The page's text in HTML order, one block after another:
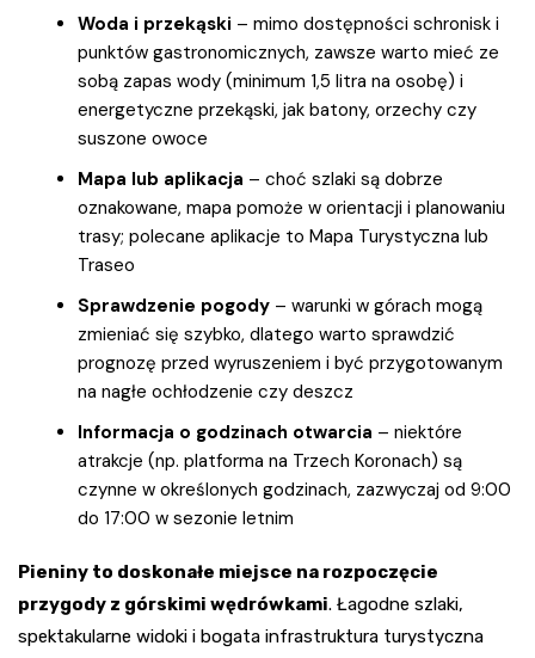
Woda i przekąski – mimo dostępności schronisk i
punktów gastronomicznych, zawsze warto mieć ze
sobą zapas wody (minimum 1,5 litra na osobę) i
energetyczne przekąski, jak batony, orzechy czy
suszone owoce
Mapa lub aplikacja – choć szlaki są dobrze
oznakowane, mapa pomoże w orientacji i planowaniu
trasy; polecane aplikacje to Mapa Turystyczna lub
Traseo
Sprawdzenie pogody – warunki w górach mogą
zmieniać się szybko, dlatego warto sprawdzić
prognozę przed wyruszeniem i być przygotowanym
na nagłe ochłodzenie czy deszcz
Informacja o godzinach otwarcia – niektóre
atrakcje (np. platforma na Trzech Koronach) są
czynne w określonych godzinach, zazwyczaj od 9:00
do 17:00 w sezonie letnim
Pieniny to doskonałe miejsce na rozpoczęcie
przygody z górskimi wędrówkami. Łagodne szlaki,
spektakularne widoki i bogata infrastruktura turystyczna